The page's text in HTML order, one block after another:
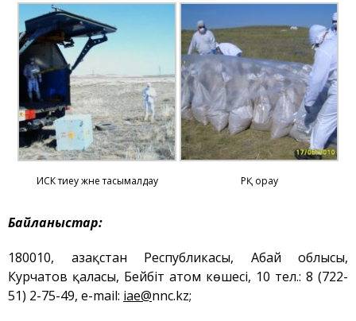
пайдалану
Прекурсорлар
Қоршаған ортаны қорғау
Бос қызметтер
Пошта
Байланыс
ИСК тиеу және тасымалдау РҚ орау
Байланыстар:
180010, Қазақстан Республикасы, Абай облысы,
Курчатов қаласы, Бейбіт атом көшесі, 10 тел.: 8 (722-
51) 2-75-49, е-mail: iae@nnc.kz;